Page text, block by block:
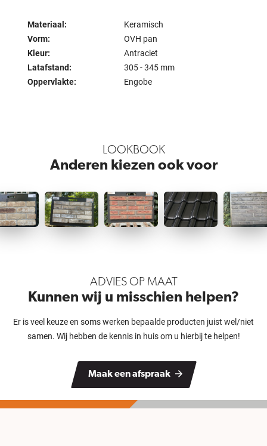
Materiaal:
Keramisch
Vorm:
OVH pan
Kleur:
Antraciet
Latafstand:
305 - 345 mm
Oppervlakte:
Engobe
LOOKBOOK
Anderen kiezen ook voor
ADVIES OP MAAT
Kunnen wij u misschien helpen?
Er is veel keuze en soms werken bepaalde producten juist wel/niet
samen. Wij hebben de kennis in huis om u hierbij te helpen!
Maak een afspraak